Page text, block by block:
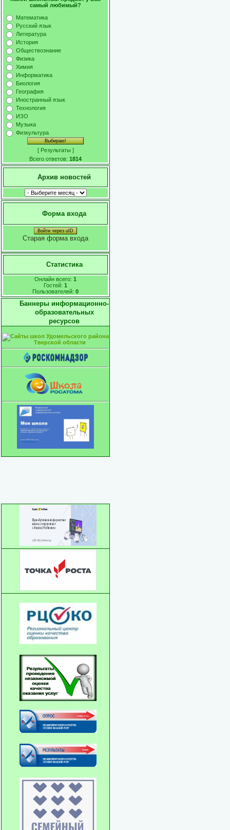
самый любимый?
Математика
Русский язык
Литература
История
Обществознание
Физика
Химия
Информатика
Биология
География
Иностранный язык
Технология
ИЗО
Музыка
Физкультура
[ Результаты ]
Всего ответов: 1814
Архив новостей
Форма входа
Войти через uID
Старая форма входа
Статистика
Онлайн всего: 1
Гостей: 1
Пользователей: 0
Баннеры информационно-
образовательных
ресурсов